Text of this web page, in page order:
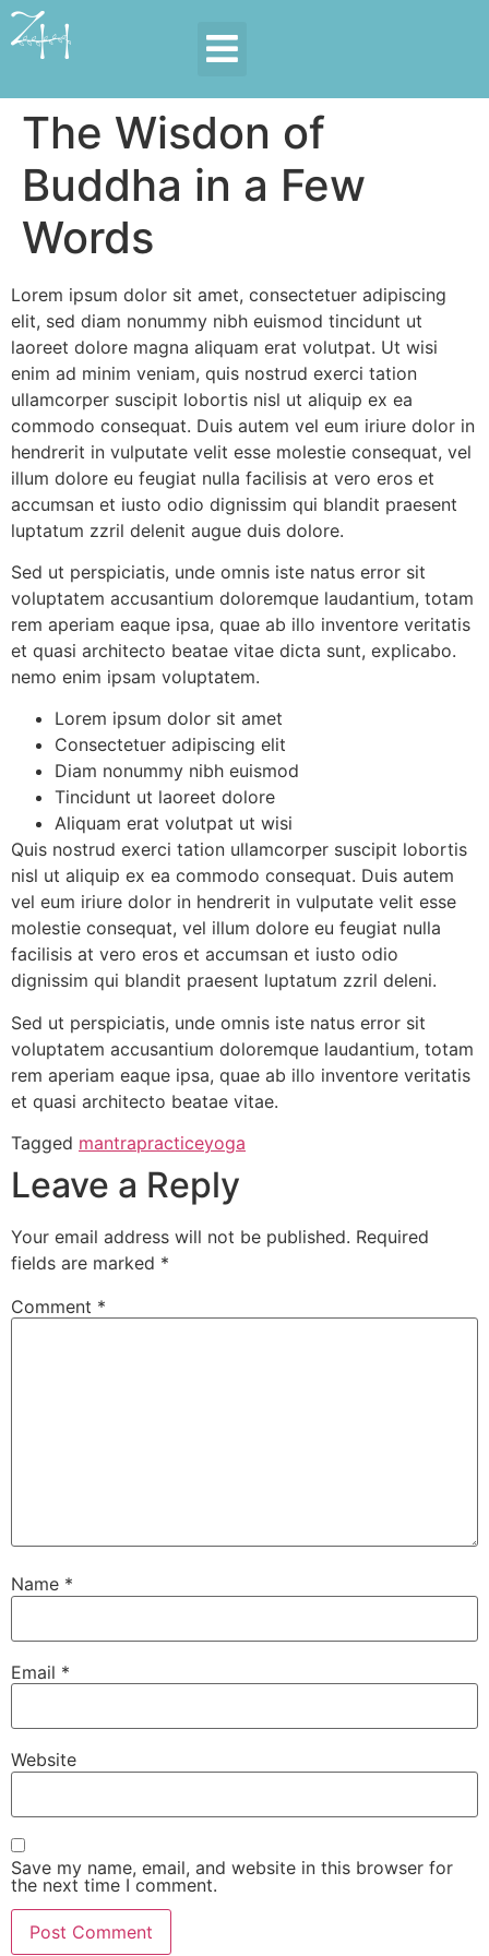
The Wisdon of
Buddha in a Few
Words
Lorem ipsum dolor sit amet, consectetuer adipiscing
elit, sed diam nonummy nibh euismod tincidunt ut
laoreet dolore magna aliquam erat volutpat. Ut wisi
enim ad minim veniam, quis nostrud exerci tation
ullamcorper suscipit lobortis nisl ut aliquip ex ea
commodo consequat. Duis autem vel eum iriure dolor in
hendrerit in vulputate velit esse molestie consequat, vel
illum dolore eu feugiat nulla facilisis at vero eros et
accumsan et iusto odio dignissim qui blandit praesent
luptatum zzril delenit augue duis dolore.
Sed ut perspiciatis, unde omnis iste natus error sit
voluptatem accusantium doloremque laudantium, totam
rem aperiam eaque ipsa, quae ab illo inventore veritatis
et quasi architecto beatae vitae dicta sunt, explicabo.
nemo enim ipsam voluptatem.
Lorem ipsum dolor sit amet
Consectetuer adipiscing elit
Diam nonummy nibh euismod
Tincidunt ut laoreet dolore
Aliquam erat volutpat ut wisi
Quis nostrud exerci tation ullamcorper suscipit lobortis
nisl ut aliquip ex ea commodo consequat. Duis autem
vel eum iriure dolor in hendrerit in vulputate velit esse
molestie consequat, vel illum dolore eu feugiat nulla
facilisis at vero eros et accumsan et iusto odio
dignissim qui blandit praesent luptatum zzril deleni.
Sed ut perspiciatis, unde omnis iste natus error sit
voluptatem accusantium doloremque laudantium, totam
rem aperiam eaque ipsa, quae ab illo inventore veritatis
et quasi architecto beatae vitae.
Tagged mantrapracticeyoga
Leave a Reply
Your email address will not be published. Required
fields are marked *
Comment *
Name *
Email *
Website
Save my name, email, and website in this browser for
the next time I comment.